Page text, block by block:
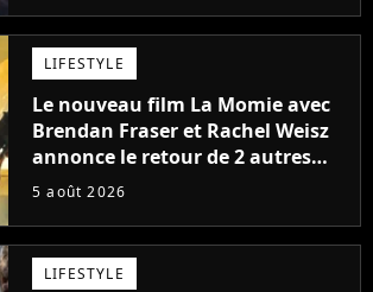
LIFESTYLE
Le nouveau film La Momie avec
Brendan Fraser et Rachel Weisz
annonce le retour de 2 autres
personnages emblématiques de
5 août 2026
LIFESTYLE